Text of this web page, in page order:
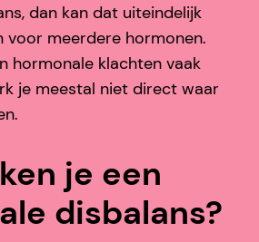
dan kan dat uiteindelijk
voor meerdere hormonen.
hormonale klachten vaak
je meestal niet direct waar
je een
disbalans?